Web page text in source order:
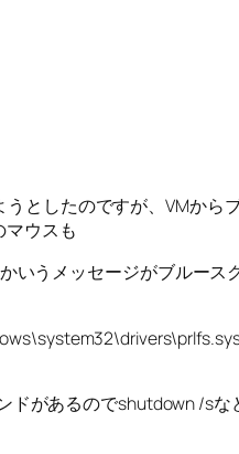
としたのですが、VMから
マウスも
いうメッセージがブルー
があるのでshutdown /sな